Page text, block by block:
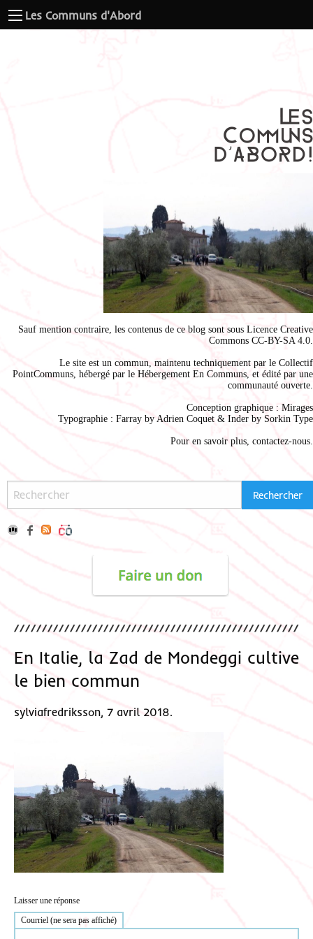
Les Communs d'Abord
Sauf mention contraire, les contenus de ce blog sont sous Licence Creative
Commons CC-BY-SA 4.0.
Le site est un commun, maintenu techniquement par le Collectif
PointCommuns, hébergé par le Hébergement En Communs, et édité par une
communauté ouverte.
Conception graphique : Mirages
Typographie : Farray by Adrien Coquet & Inder by Sorkin Type
Pour en savoir plus, contactez-nous.
En Italie, la Zad de Mondeggi cultive
le bien commun
sylviafredriksson, 7 avril 2018.
Laisser une réponse
Courriel (ne sera pas affiché)